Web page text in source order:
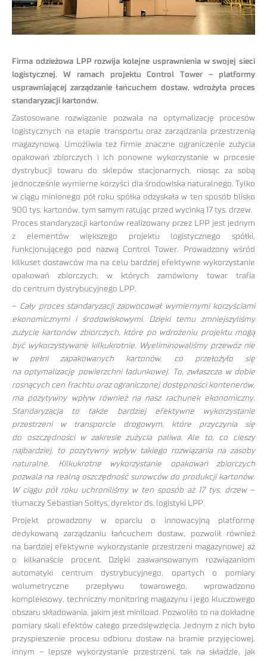
Firma odzieżowa LPP rozwija kolejne usprawnienia w swojej sieci
logistycznej. W ramach projektu Control Tower – platformy
usprawniającej zarządzanie łańcuchem dostaw, wdrożyła proces
standaryzacji kartonów.
Zastosowane rozwiązanie pozwala na optymalizację procesów
logistycznych na etapie transportu oraz zarządzania przestrzenią
magazynową. Umożliwia też firmie znaczne ograniczenie zużycia
opakowań zbiorczych i ich ponowne wykorzystanie w procesie
dystrybucji towaru do sklepów stacjonarnych, niosąc za sobą
jednocześnie wymierne korzyści dla środowiska naturalnego. Tylko
w ciągu minionego pół roku spółka odzyskała w ten sposób blisko
900 tys. kartonów, tym samym ratując przed wycinką 17 tys. drzew.
Proces standaryzacji kartonów realizowany przez LPP jest jednym
z elementów większego projektu logistycznego spółki,
funkcjonującego pod nazwą Control Tower. Prowadzony wśród
kilkuset dostawców ma na celu bardziej efektywne wykorzystanie
opakowań zbiorczych, w których zamówiony towar trafia
do centrum dystrybucyjnego LPP.
– Cały proces standaryzacji zaowocował wymiernymi korzyściami
ekonomicznymi i środowiskowymi. Dzięki temu zmniejszyliśmy
zużycie kartonów zbiorczych, które po wdrożeniu projektu mogą
być wykorzystywane kilkukrotnie. Wyeliminowaliśmy przewóz nie
w pełni zapakowanych kartonów, co przełożyło się
na optymalizację powierzchni ładunkowej. To, zwłaszcza w dobie
rosnących cen frachtu oraz ograniczonej dostępności kontenerów,
ma pozytywny wpływ również na nasz rachunek ekonomiczny.
Standaryzacja to także bardziej efektywne wykorzystanie
przestrzeni w transporcie drogowym, które przyczynia się
do oszczędności w zakresie zużycia paliwa. Ale to, co cieszy
najbardziej, to pozytywny wpływ takiego rozwiązania na zasoby
naturalne. Kilkukrotne wykorzystanie opakowań zbiorczych
pozwala na realną oszczędność surowców do produkcji kartonów.
W ciągu pół roku uchroniliśmy w ten sposób aż 17 tys. drzew–
tłumaczy Sebastian Sołtys, dyrektor ds. logistyki LPP.
Projekt prowadzony w oparciu o innowacyjną platformę
dedykowaną zarządzaniu łańcuchem dostaw, pozwolił również
na bardziej efektywne wykorzystanie przestrzeni magazynowej aż
o kilkanaście procent. Dzięki zaawansowanym rozwiązaniom
automatyki centrum dystrybucyjnego, opartych o pomiary
wolumetryczne przepływu towarowego, wprowadzono
kompleksowy, techniczny monitoring magazynu i jego kluczowego
obszaru składowania, jakim jest miniload. Pozwoliło to na dokładne
pomiary skali efektów całego przedsięwzięcia. Jednym z nich było
przyspieszenie procesu odbioru dostaw na bramie przyjęciowej,
innym – lepsze wykorzystanie przestrzeni, tak na składzie, jak